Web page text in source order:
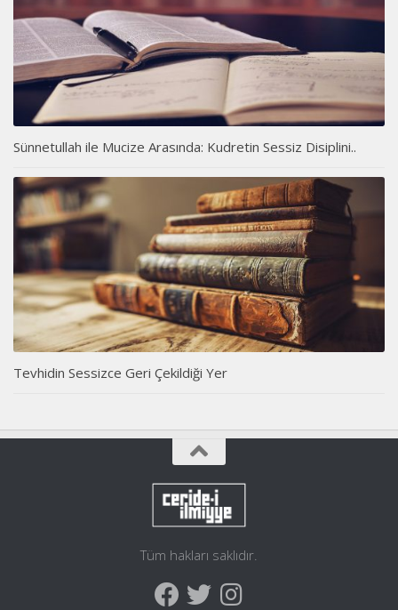
Sünnetullah ile Mucize Arasında: Kudretin Sessiz Disiplini..
Tevhidin Sessizce Geri Çekildiği Yer
Tüm hakları saklıdır.